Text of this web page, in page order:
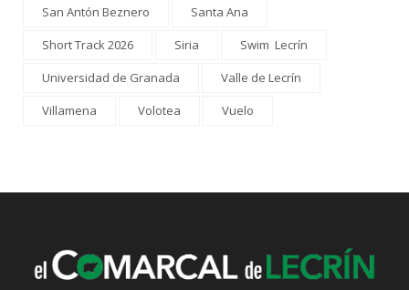
San Antón Beznero
Santa Ana
Short Track 2026
Siria
Swim Lecrín
Universidad de Granada
Valle de Lecrín
Villamena
Volotea Vuelo